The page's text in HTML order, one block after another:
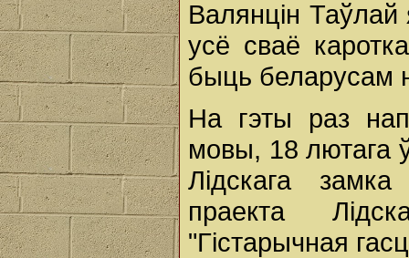
Валянцін
усё сваё
быць беларусам
На гэты раз
мовы, 18 лютага
Лідскага замка
праекта
"Гістарычная